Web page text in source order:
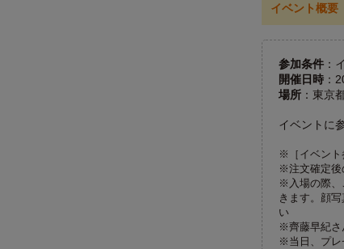
イベント概要
参加条件 ：
開催日時 ：
場所 ：東京
イベントに
※［イベント
※注文確定後
※入場の際、
きます。顔
い
※齊藤早紀さ
※当日、プレ